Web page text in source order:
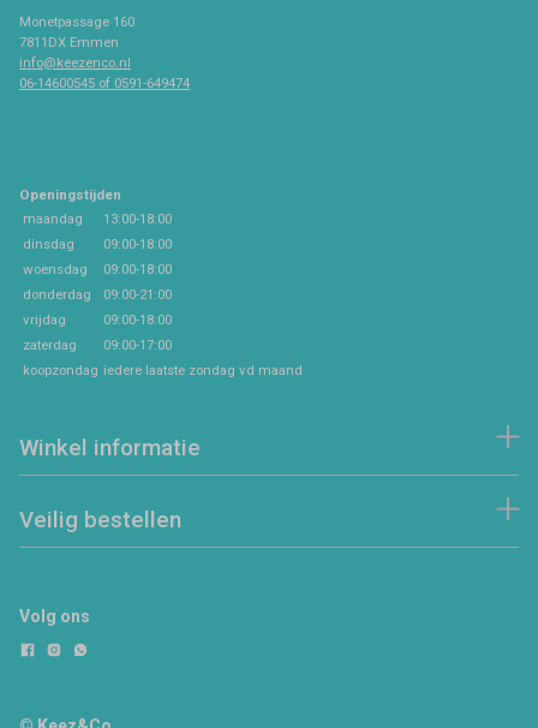
Monetpassage 160
7811DX Emmen
info@keezenco.nl
06-14600545 of 0591-649474
Openingstijden
maandag
13:00-18:00
dinsdag
09:00-18:00
woensdag
09:00-18:00
donderdag
09:00-21:00
vrijdag
09:00-18:00
zaterdag
09:00-17:00
koopzondag iedere laatste zondag vd maand
Winkel informatie
Veilig bestellen
Volg ons